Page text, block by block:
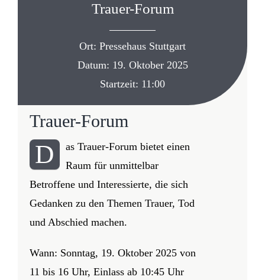
Trauer-Forum
Ort: Pressehaus Stuttgart
Datum: 19. Oktober 2025
Startzeit: 11:00
Trauer-Forum
D
as Trauer-Forum bietet einen
Raum für unmittelbar
Betroffene und Interessierte, die sich
Gedanken zu den Themen Trauer, Tod
und Abschied machen.
Wann: Sonntag, 19. Oktober 2025 von
11 bis 16 Uhr, Einlass ab 10:45 Uhr